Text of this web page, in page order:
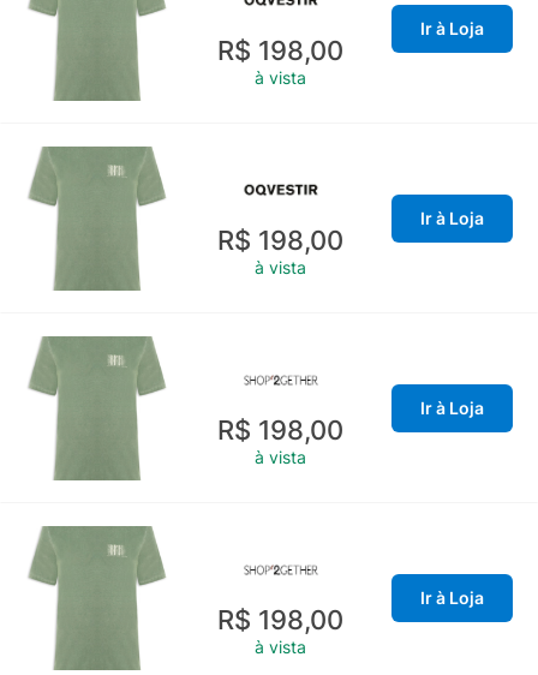
R$ 198,00
à vista
Ir à Loja
R$ 198,00
à vista
Ir à Loja
R$ 198,00
à vista
Ir à Loja
R$ 198,00
à vista
Ir à Loja